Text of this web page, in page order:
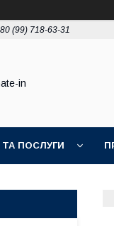
(99) 718-63-31
in
ПОСЛУГИ